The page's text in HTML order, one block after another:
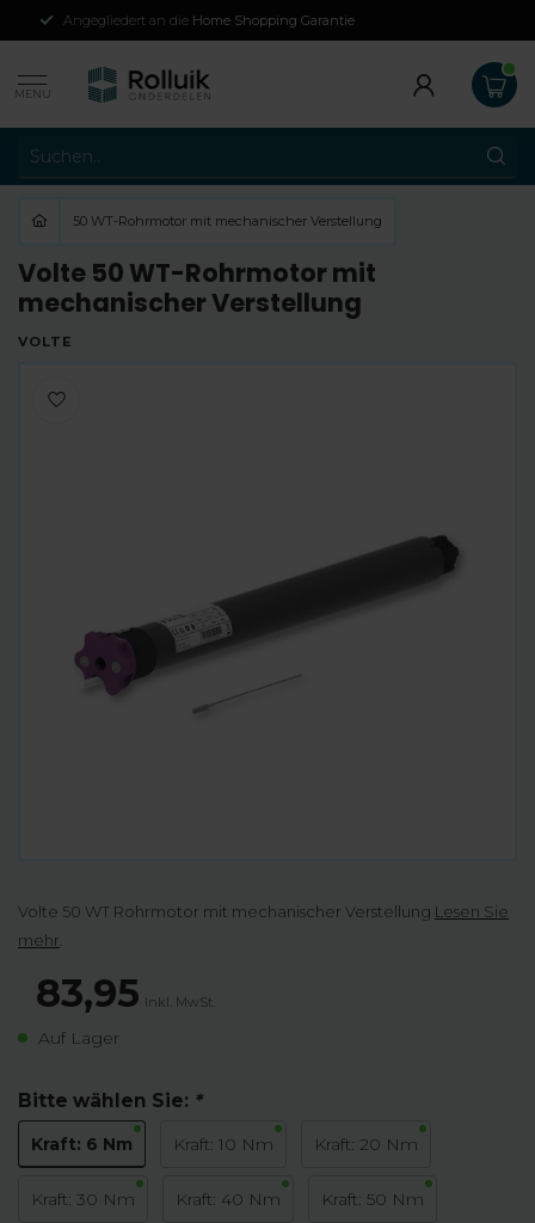
Angegliedert an die Home Shopping Garantie
MENU
50 WT-Rohrmotor mit mechanischer Verstellung
Volte 50 WT-Rohrmotor mit
mechanischer Verstellung
VOLTE
Volte 50 WT Rohrmotor mit mechanischer Verstellung Lesen Sie
mehr
83,95 Inkl. MwSt.
Auf Lager
Bitte wählen Sie: *
Kraft: 6 Nm Kraft: 10 Nm Kraft: 20 Nm
Kraft: 30 Nm Kraft: 40 Nm Kraft: 50 Nm